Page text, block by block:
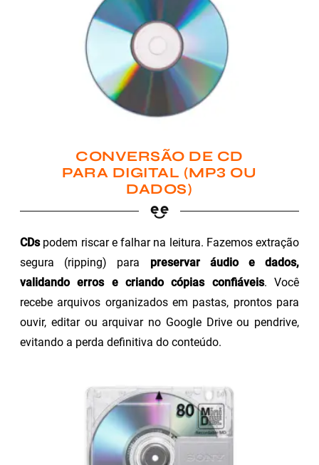
CONVERSÃO DE CD
PARA DIGITAL (MP3 OU
DADOS)
CDspodem riscar e falhar na leitura. Fazemos extração
segura (ripping) para preservar áudio e dados,
validando erros e criando cópias confiáveis. Você
recebe arquivos organizados em pastas, prontos para
ouvir, editar ou arquivar no Google Drive ou pendrive,
evitando a perda definitiva do conteúdo.